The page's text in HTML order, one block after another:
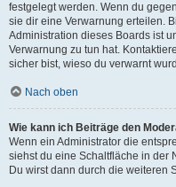
festgelegt werden. Wenn du
sie dir eine Verwarnung erteilen.
Administration dieses Boards ist
Verwarnung zu tun hat.
sicher bist, wieso du verwarnt
Nach oben
Wie kann ich Beiträge den
Wenn ein Administrator die
siehst du eine Schaltfläche in der
Du wirst dann durch die weiteren